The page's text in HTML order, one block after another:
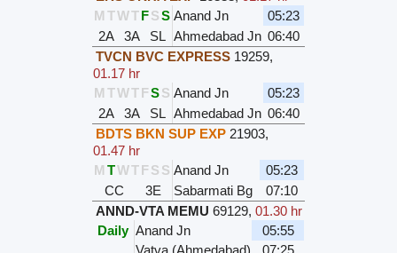
M TWTFS S Anand Jn
05:23
2A
3A SL Ahmedabad Jn 06:40
TVCN BVC EXPRESS 19259,
01.17 hr
M TWTFSS Anand Jn
05:23
2A
3A SL Ahmedabad Jn 06:40
BDTS BKN SUP EXP 21903,
01.47 hr
M TWTFS S Anand Jn
05:23
CC
3E Sabarmati Bg
07:10
ANND-VTA MEMU 69129,01.30 hr
Daily Anand Jn
05:55